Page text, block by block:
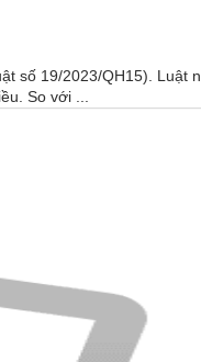
số 19/2023/QH15). Luật
So với ...